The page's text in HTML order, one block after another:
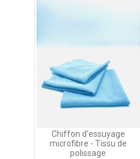
Chiffon d'essuyage
microfibre - Tissu de
polissage